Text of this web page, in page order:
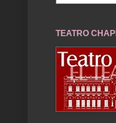
TEATRO CHAPÍ